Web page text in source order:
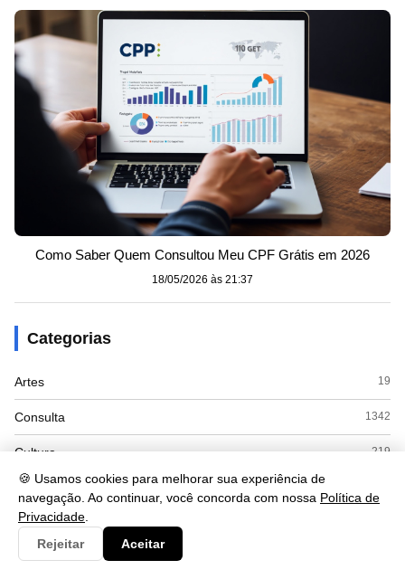
🍪 Usamos cookies para melhorar sua experiência de
navegação. Ao continuar, você concorda com nossa Política de
Privacidade
Rejeitar
Aceitar
Como Saber Quem Consultou Meu CPF Grátis em 2026
18/05/2026 às 21:37
Categorias
Artes 19
Consulta 1342
Cultura 219
Documento
Economia
Educação